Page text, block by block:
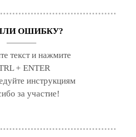
ОШИБКУ?
текст и нажмите
+ ENTER
инструкциям
за участие!